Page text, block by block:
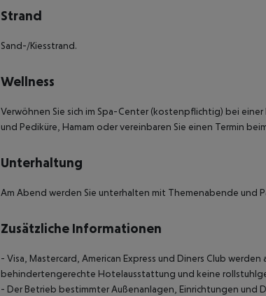
Strand
Sand-/Kiesstrand.
Wellness
Verwöhnen Sie sich im Spa-Center (kostenpflichtig) bei
und Pediküre, Hamam oder vereinbaren Sie einen Termin
Unterhaltung
Am Abend werden Sie unterhalten mit Themenabende und
Zusätzliche Informationen
- Visa, Mastercard, American Express und Diners Club
behindertengerechte Hotelausstattung und keine
- Der Betrieb bestimmter Außenanlagen, Einrichtungen